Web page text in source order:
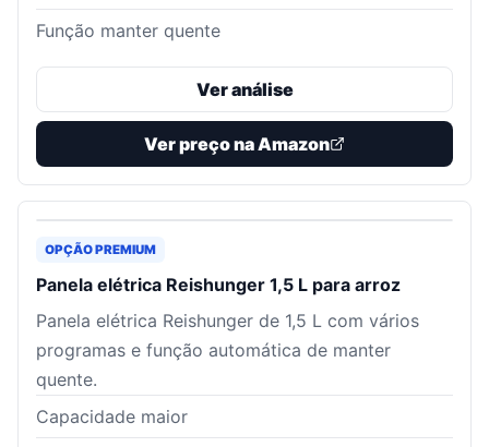
Função manter quente
Ver análise
Ver preço na Amazon
OPÇÃO PREMIUM
Panela elétrica Reishunger 1,5 L para arroz
Panela elétrica Reishunger de 1,5 L com vários
programas e função automática de manter
quente.
Capacidade maior